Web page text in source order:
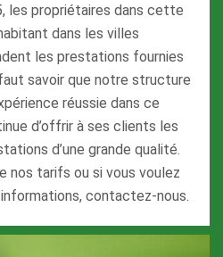
les propriétaires dans cette
dans les villes
les prestations fournies
savoir que notre structure
réussie dans ce
d’offrir à ses clients les
d’une grande qualité.
nos tarifs ou si vous voulez
contactez-nous.